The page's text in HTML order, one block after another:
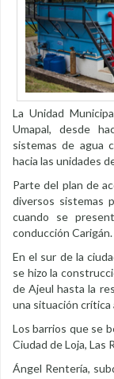
La Unidad
Umapal, desde
sistemas de agua
hacia las unidades
Parte del plan de
diversos sistemas
cuando se
conducción Carigán.
En el sur de la
se hizo la
de Ajeul hasta la
una situación
Los barrios que se
Ciudad de Loja, Las
Ángel Rentería,